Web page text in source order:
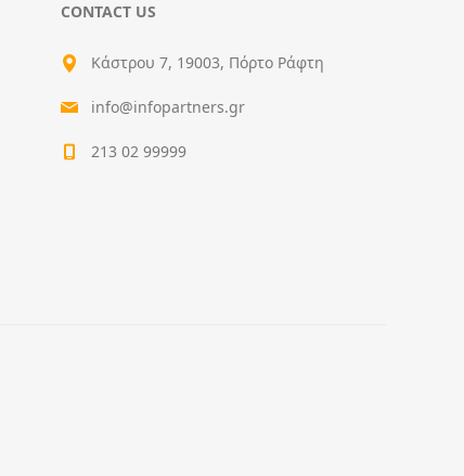
CONTACT US
Κάστρου 7, 19003, Πόρτο Ράφτη
info@infopartners.gr
213 02 99999